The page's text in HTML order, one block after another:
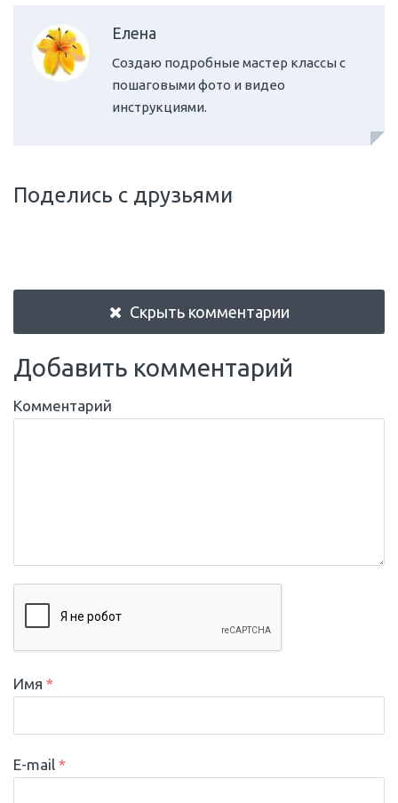
Елена
Создаю подробные мастер классы с
пошаговыми фото и видео
инструкциями.
Поделись с друзьями
Скрыть комментарии
Добавить комментарий
Комментарий
Имя *
E-mail *